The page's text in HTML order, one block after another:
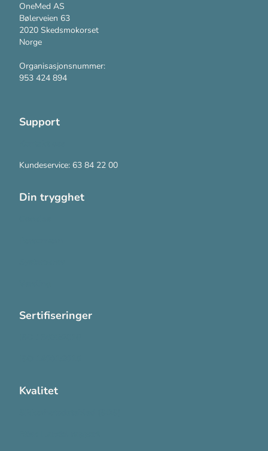
OneMed AS
Bølerveien 63
2020 Skedsmokorset
Norge
Organisasjonsnummer:
953 424 894
Support
Kundeservice: 63 84 22 00
Din trygghet
Sertifiseringer
Kvalitet